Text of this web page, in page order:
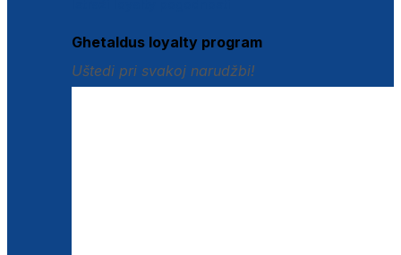
Ghetaldus loyalty program
Uštedi pri svakoj narudžbi!